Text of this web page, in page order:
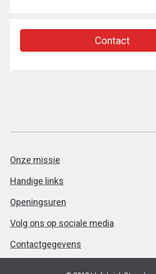
Contact
Onze missie
Handige links
Openingsuren
Volg ons op sociale media
Contactgegevens